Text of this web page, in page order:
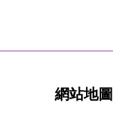
網站地圖